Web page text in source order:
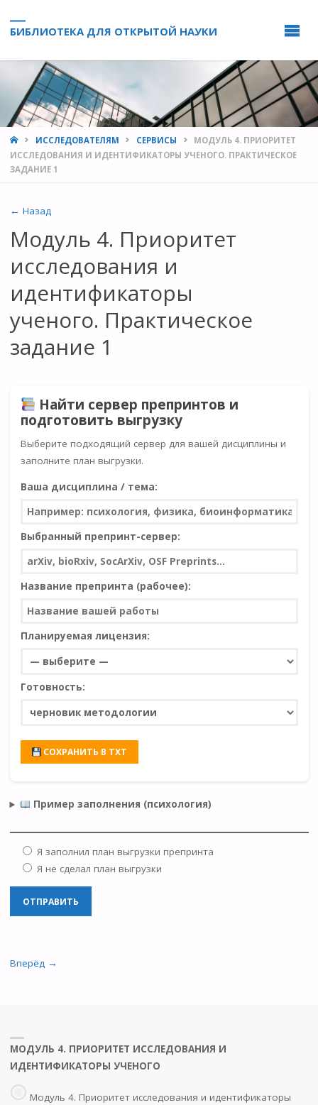
БИБЛИОТЕКА ДЛЯ ОТКРЫТОЙ НАУКИ
HOMEИССЛЕДОВАТЕЛЯМ СЕРВИСЫ
МОДУЛЬ 4. ПРИОРИТЕТ
ИССЛЕДОВАНИЯ И ИДЕНТИФИКАТОРЫ УЧЕНОГО. ПРАКТИЧЕСКОЕ
ЗАДАНИЕ 1
← Назад
Модуль 4. Приоритет
исследования и
идентификаторы
ученого. Практическое
задание 1
Найти сервер препринтов и
подготовить выгрузку
Выберите подходящий сервер для вашей дисциплины и
заполните план выгрузки.
Ваша дисциплина / тема:
Выбранный препринт-сервер:
Название препринта (рабочее):
Планируемая лицензия:
Готовность:
СОХРАНИТЬ В TXT
Пример заполнения (психология)
Я заполнил план выгрузки препринта
Я не сделал план выгрузки
Вперёд →
МОДУЛЬ 4. ПРИОРИТЕТ ИССЛЕДОВАНИЯ И
ИДЕНТИФИКАТОРЫ УЧЕНОГО
Модуль 4. Приоритет исследования и идентификаторы